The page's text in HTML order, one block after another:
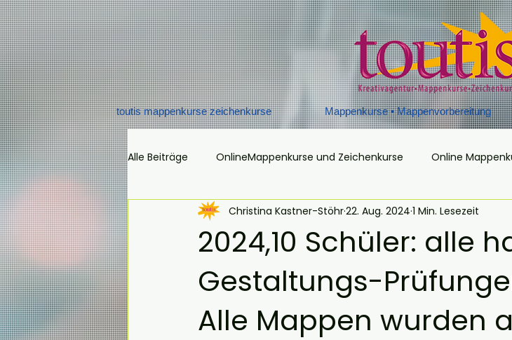
toutis mappenkurse zeichenkurse Mappenkurse • Mappenvorbereitung
Alle Beiträge OnlineMappenkurse und Zeichenkurse Online
Mappenkurs Mappenvorbereitung Zeichenkurse
2024,10 Schüler: alle
Gestaltungs-
Alle Mappen wurden
Christina Kastner-Stöhr22. Aug. 2024 1 Min. Lesezeit